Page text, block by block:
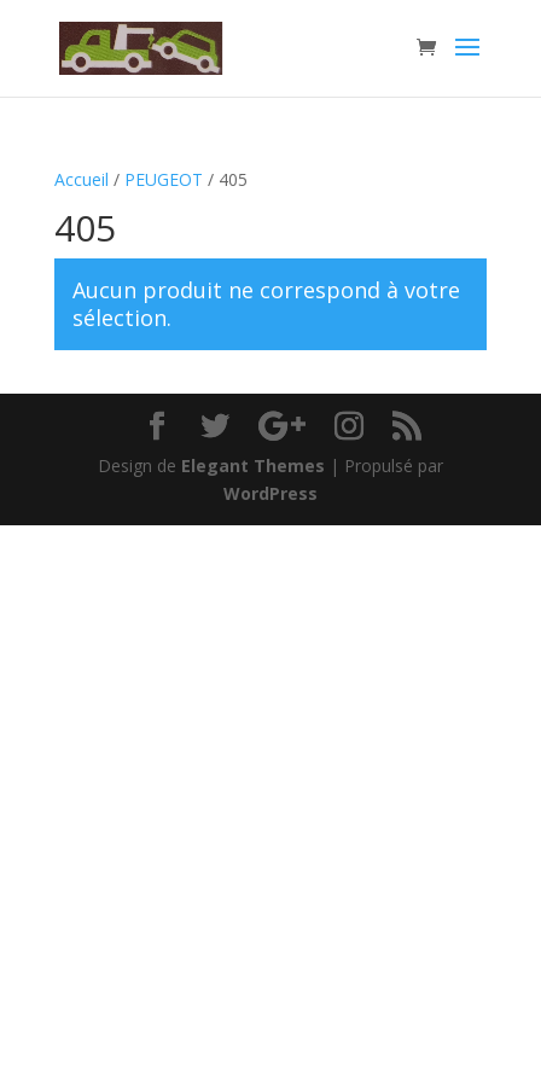
Accueil / PEUGEOT / 405
405
Aucun produit ne correspond à votre
sélection.
Design de Elegant Themes | Propulsé par
WordPress